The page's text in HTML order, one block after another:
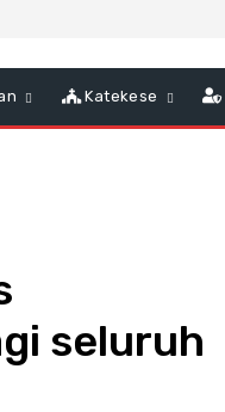
Katekese
seluruh